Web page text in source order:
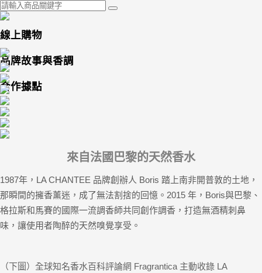
線上購物
品牌故事與香調
合作據點
來自法國巴黎的天然香水
1987年，LA CHANTEE 品牌創辦人 Boris 踏上南非開普敦的土地，
那瞬間的擁香薰迷，成了無法割捨的回憶。2015 年，Boris與巴黎、
格拉斯和馬賽的國際一流調香師共同創作調香，打造無酒精刺鼻
味，讓使用者陶醉的天然嗅覺享受。
（下圖）全球知名香水百科評論網 Fragrantica 主動收錄 LA